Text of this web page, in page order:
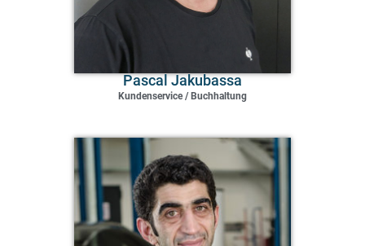
Pascal Jakubassa
Kundenservice / Buchhaltung